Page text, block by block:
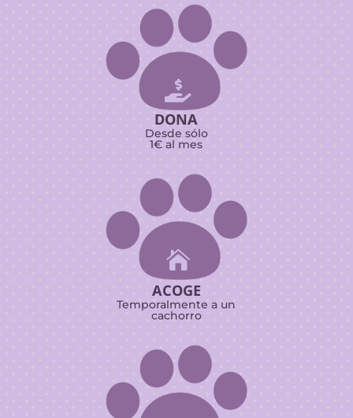

DONA
Desde sólo
1€ al mes

ACOGE
Temporalmente a un
cachorro